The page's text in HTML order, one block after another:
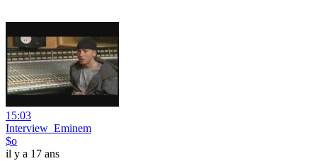
15:03
Interview_Eminem
$o
il y a 17 ans